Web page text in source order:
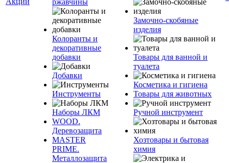
ржавчины
Колоранты и
декоративные
добавки
Добавки
Инструменты
Наборы ЛКМ
WOOD.
Деревозащита
MASTER
PRIME.
Металлозащита
Замочно-скобяные
изделия
Товары для ванной и
туалета
Косметика и гигиена
Товары для животных
Ручной инструмент
Хозтовары и бытовая
химия